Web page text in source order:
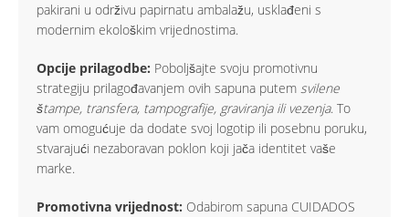
pakirani u održivu papirnatu ambalažu, usklađeni s
modernim ekološkim vrijednostima.
Opcije prilagodbe: Poboljšajte svoju promotivnu
strategiju prilagođavanjem ovih sapuna putem svilene
štampe, transfera, tampografije, graviranja ili vezenja. To
vam omogućuje da dodate svoj logotip ili posebnu poruku,
stvarajući nezaboravan poklon koji jača identitet vaše
marke.
Promotivna vrijednost: Odabirom sapuna CUIDADOS